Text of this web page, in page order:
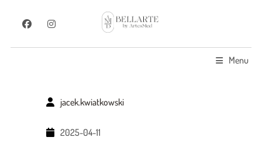
Menu
jacek.kwiatkowski
2025-04-11